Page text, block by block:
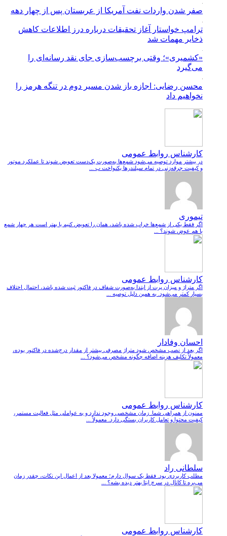
صفر شدن واردات نفت آمریکا از عربستان پس از چهار دهه
ترامپ خواستار آغاز تحقیقات درباره درز اطلاعات کاهش
ذخایر مهمات شد
«کشمیری»؛ وقتی برچسب‌سازی جای نقد رسانه‌ای را
می‌گیرد
محسن رضایی: اجازه باز شدن مسیر دوم در تنگه هرمز را
نخواهیم داد
کارشناس روابط عمومی
در بیشتر موارد توصیه می‌شود شمع‌ها به‌صورت یک‌دست تعویض شوند تا عملکرد موتور
و کیفیت جرقه‌زنی در تمام سیلندرها یکنواخت ب ...
تیموری
اگر فقط یکی از شمع‌ها خراب شده باشد، همان را تعویض کنیم یا بهتر است هر چهار شمع
با هم عوض شوند؟ ...
کارشناس روابط عمومی
اگر متراژ و میزان پرت از ابتدا به‌صورت شفاف در فاکتور ثبت شده باشد، احتمال اختلاف
بسیار کمتر می‌شود. به همین دلیل توصیه ...
احسان وفادار
اگر بعد از نصب مشخص شود متراژ مصرفی بیشتر از مقدار درج‌شده در فاکتور بوده،
معمولاً تکلیف هزینه اضافه چگونه مشخص می‌شود؟ ...
کارشناس روابط عمومی
ممنون از همراهی شما. زمان مشخصی وجود ندارد و به عواملی مثل فعالیت مستمر،
کیفیت محتوا و تعامل کاربران بستگی دارد. معمولاً ...
سلطانی راد
مطلب کاربردی بود. فقط یک سوال دارم؛ معمولا بعد از اعمال این نکات، چقدر زمان
می‌بره تا کانال در سرچ ایتا بهتر دیده بشه؟ ...
کارشناس روابط عمومی